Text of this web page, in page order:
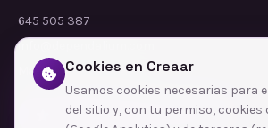
645 505 387
info@dependalium.com
Mataró (Barcelona)
Déjanos tu reseña en Google
Cookies en Creaar
Usamos cookies necesarias para
del sitio y, con tu permiso, cookies